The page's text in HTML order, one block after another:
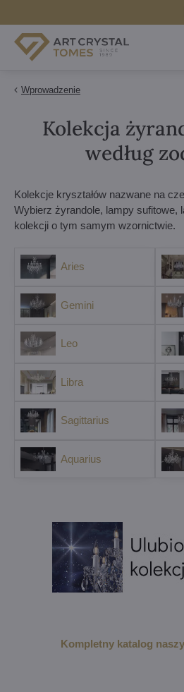
Wprowadzenie
Kolekcja
według
Kolekcje kryształów nazwane na
Wybierz żyrandole, lampy sufitowe,
kolekcji o tym samym wzornictwie.
Aries
Gemini
Leo
Libra
Sagittarius
Aquarius
Kompletny katalog